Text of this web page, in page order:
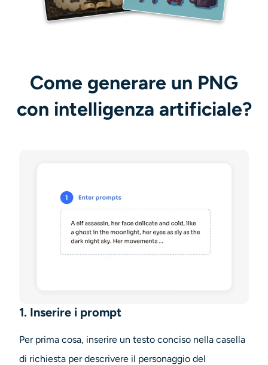
Come generare un PNG
con intelligenza artificiale?
1. Inserire i prompt
Per prima cosa, inserire un testo conciso nella casella
di richiesta per descrivere il personaggio del